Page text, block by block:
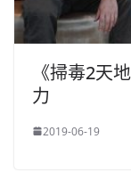
《掃毒2天
力
2019-06-19